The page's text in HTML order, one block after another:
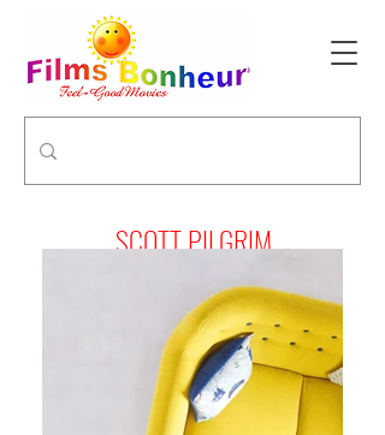
SCOTT PILGRIM